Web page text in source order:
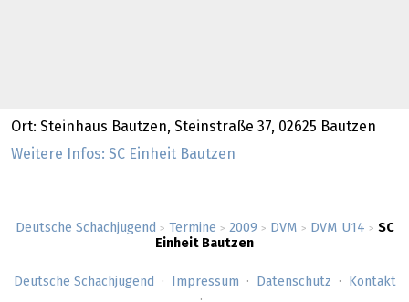
Deutsche Schachjugend > Termine > 2009 > DVM > DVM U14 > SC
Einheit Bautzen
Ort: Steinhaus Bautzen, Steinstraße 37, 02625 Bautzen
Weitere Infos: SC Einheit Bautzen
Deutsche Schachjugend Impressum Datenschutz Kontakt